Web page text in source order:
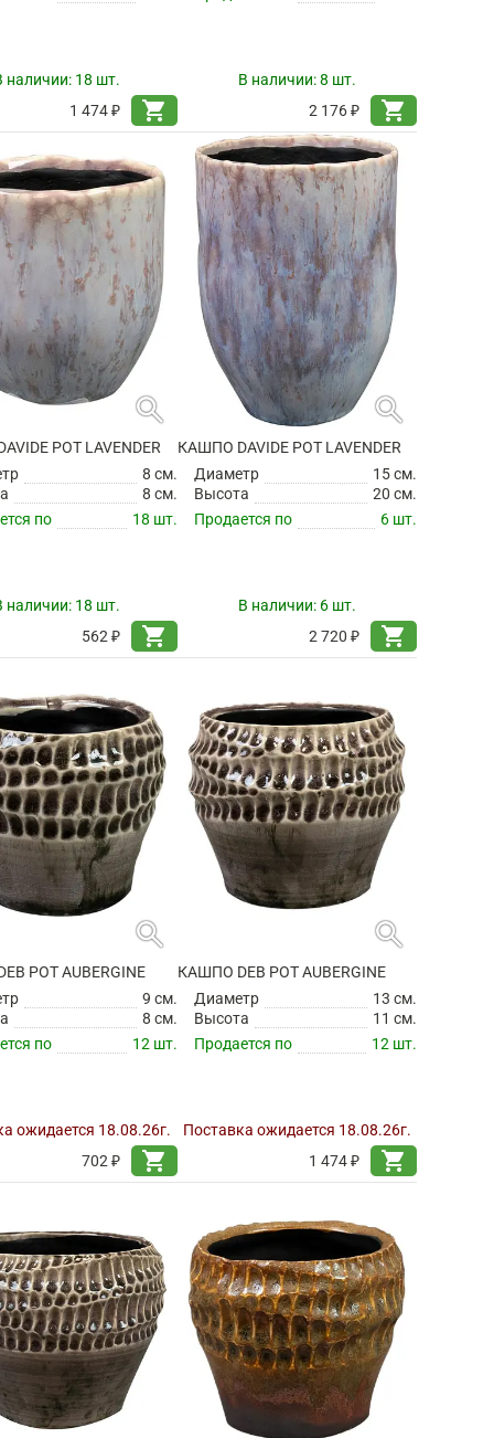
наличии: 18 шт.
1 474 ₽
shopping_cart
В наличии:8 шт.
2 176 ₽
shopping_cart
search
POT LAVENDER
8 см.
8 см.
по
18 шт.
наличии: 18 шт.
562 ₽
shopping_cart
search
КАШПО DAVIDE POT LAVENDER
Диаметр
15 см.
Высота
20 см.
Продается по
6 шт.
В наличии: 6 шт.
2 720 ₽
shopping_cart
search
POT AUBERGINE
9 см.
8 см.
по
12 шт.
ожидается 18.08.26г.
702 ₽
shopping_cart
search
КАШПО DEB POT AUBERGINE
Диаметр
13 см.
Высота
11 см.
Продается по
12 шт.
Поставка ожидается 18.08.26г.
1 474 ₽
shopping_cart